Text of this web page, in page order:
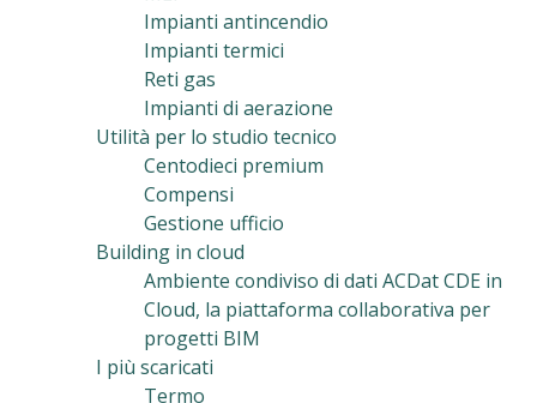
Impianti antincendio
Impianti termici
Reti gas
Impianti di aerazione
Utilità per lo studio tecnico
Centodieci premium
Compensi
Gestione ufficio
Building in cloud
Ambiente condiviso di dati ACDat CDE in
Cloud, la piattaforma collaborativa per
progetti BIM
I più scaricati
Termo